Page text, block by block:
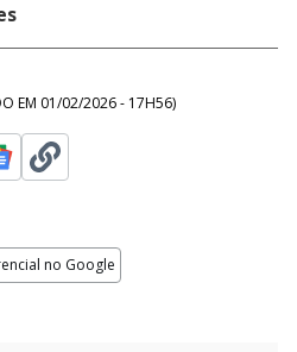
EM 01/02/2026 - 17H56)
no Google